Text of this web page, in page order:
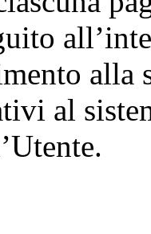
alla
al